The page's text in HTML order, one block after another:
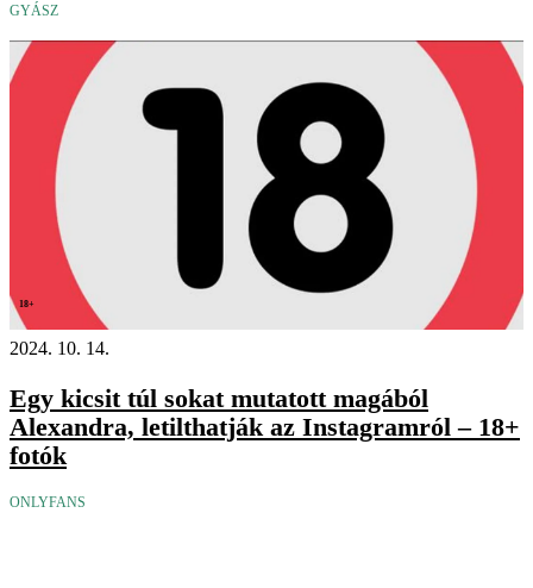
GYÁSZ
18+
2024. 10. 14.
Egy kicsit túl sokat mutatott magából
Alexandra, letilthatják az Instagramról – 18+
fotók
ONLYFANS